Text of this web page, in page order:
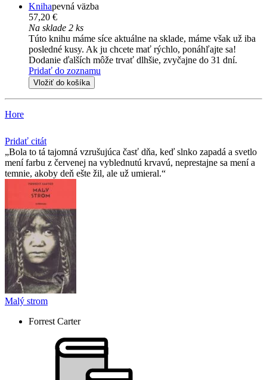
Knihapevná väzba
57,20 €
Na sklade 2 ks
Túto knihu máme síce aktuálne na sklade, máme však už iba
posledné kusy. Ak ju chcete mať rýchlo, ponáhľajte sa!
Dodanie ďalších môže trvať dlhšie, zvyčajne do 31 dní.
Pridať do zoznamu
Vložiť do košíka
Hore
Pridať citát
Bola to tá tajomná vzrušujúca časť dňa, keď slnko zapadá a svetlo
mení farbu z červenej na vyblednutú krvavú, neprestajne sa mení a
temnie, akoby deň ešte žil, ale už umieral.
Malý strom
Forrest Carter